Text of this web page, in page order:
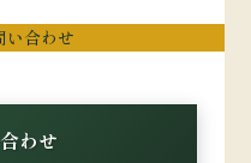
い合わせ
わせ